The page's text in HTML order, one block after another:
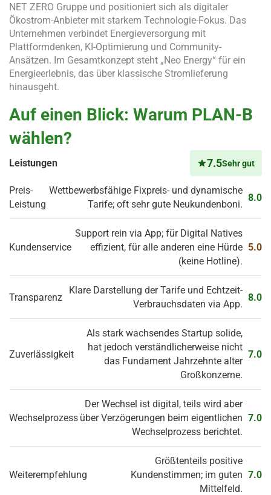
NET ZERO Gruppe und positioniert sich als digitaler
Ökostrom-Anbieter mit starkem Technologie-Fokus. Das
Unternehmen verbindet Energieversorgung mit
Plattformdenken, KI-Optimierung und Community-
Ansätzen. Im Gesamtkonzept steht „Neo Energy“ für ein
Energieerlebnis, das über klassische Stromlieferung
hinausgeht.
Auf einen Blick: Warum PLAN-B
wählen?
Leistungen 7.5Sehr gut
Preis-
Leistung
Wettbewerbsfähige Fixpreis- und dynamische
Tarife; oft sehr gute Neukundenboni.
8.0
Kundenservice
Support rein via App; für Digital Natives
effizient, für alle anderen eine Hürde
(keine Hotline).
5.0
Transparenz
Klare Darstellung der Tarife und Echtzeit-
Verbrauchsdaten via App.
8.0
Zuverlässigkeit
Als stark wachsendes Startup solide,
hat jedoch verständlicherweise nicht
das Fundament Jahrzehnte alter
Großkonzerne.
7.0
Wechselprozess
Der Wechsel ist digital, teils wird aber
über Verzögerungen beim eigentlichen
Wechselprozess berichtet.
7.0
Weiterempfehlung
Größtenteils positive
Kundenstimmen; im guten
Mittelfeld.
7.0